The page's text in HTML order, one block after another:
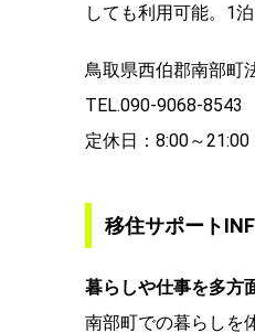
しても利用可能。1
鳥取県西伯郡南部町
TEL.090-9068-8543
定休日：8:00～
移住サポート
暮らしや仕事を多方
南部町での暮らしを